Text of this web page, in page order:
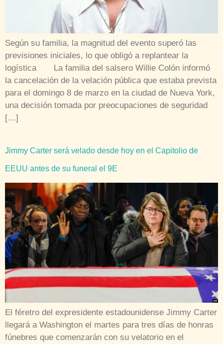
Según su familia, la magnitud del evento superó las
previsiones iniciales, lo que obligó a replantear la
logística La familia del salsero Willie Colón informó
la cancelación de la velación pública que estaba prevista
para el domingo 8 de marzo en la ciudad de Nueva York,
una decisión tomada por preocupaciones de seguridad
[…]
Jimmy Carter será velado desde hoy en el Capitolio de
EEUU antes de su funeral el 9E
El féretro del expresidente estadounidense Jimmy Carter
llegará a Washington el martes para tres días de honras
fúnebres que comenzarán con su velatorio en el